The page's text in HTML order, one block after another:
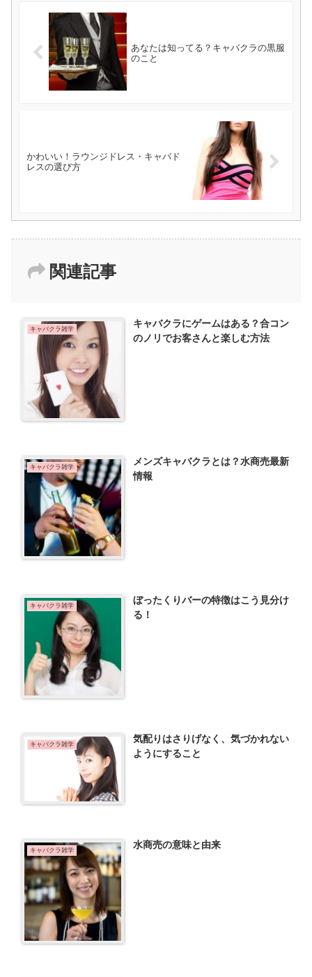
あなたは知ってる？キャバクラの黒服
のこと
かわいい！ラウンジドレス・キャバド
レスの選び方
関連記事
キャバクラ雑学
キャバクラにゲームはある？合コン
のノリでお客さんと楽しむ方法
キャバクラ雑学
メンズキャバクラとは？水商売最新
情報
キャバクラ雑学
ぼったくりバーの特徴はこう見分け
る！
キャバクラ雑学
気配りはさりげなく、気づかれない
ようにすること
キャバクラ雑学 水商売の意味と由来